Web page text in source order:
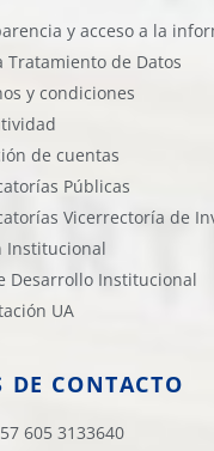
y acceso a la
Tratamiento de Datos
y condiciones
de cuentas
Públicas
Vicerrectoría de
Institucional
Desarrollo Institucional
UA
DE CONTACTO
605 3133640